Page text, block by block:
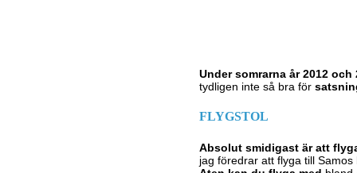
Under somrarna år 2012
tydligen inte så bra för
FLYGSTOL
Absolut smidigast är att
jag föredrar att flyga till